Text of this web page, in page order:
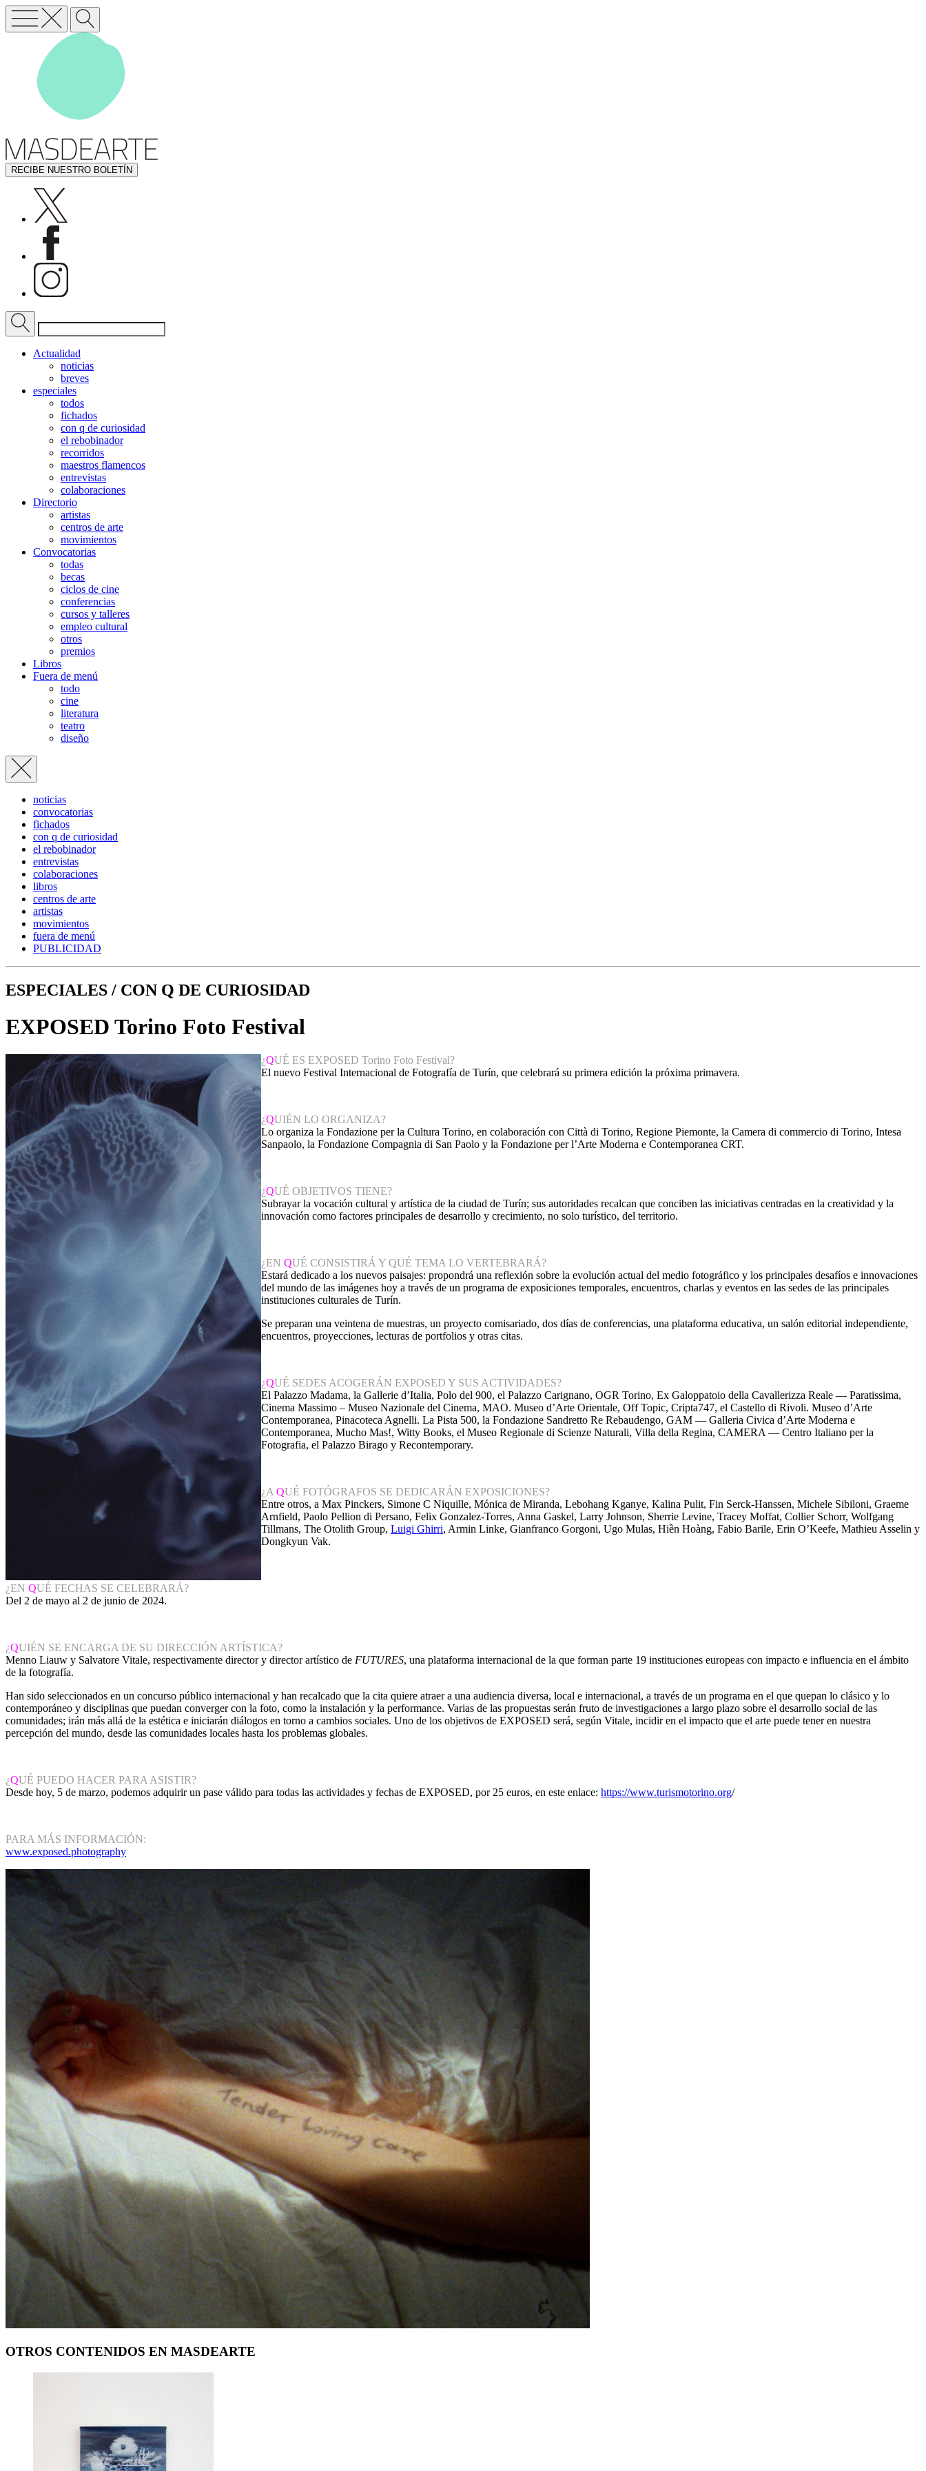
RECIBE NUESTRO BOLETÍN
Actualidad
noticias
breves
especiales
todos
fichados
con q de curiosidad
el rebobinador
recorridos
maestros flamencos
entrevistas
colaboraciones
Directorio
artistas
centros de arte
movimientos
Convocatorias
todas
becas
ciclos de cine
conferencias
cursos y talleres
empleo cultural
otros
premios
Libros
Fuera de menú
todo
cine
literatura
teatro
diseño
noticias
convocatorias
fichados
con q de curiosidad
el rebobinador
entrevistas
colaboraciones
libros
centros de arte
artistas
movimientos
fuera de menú
PUBLICIDAD
ESPECIALES / CON Q DE CURIOSIDAD
EXPOSED Torino Foto Festival
¿QUÉ ES EXPOSED Torino Foto Festival?
El nuevo Festival Internacional de Fotografía de Turín, que celebrará su primera edición la próxima primavera.
¿QUIÉN LO ORGANIZA?
Lo organiza la Fondazione per la Cultura Torino, en colaboración con Città di Torino, Regione Piemonte, la Camera di commercio di Torino, Intesa
Sanpaolo, la Fondazione Compagnia di San Paolo y la Fondazione per l’Arte Moderna e Contemporanea CRT.
¿QUÉ OBJETIVOS TIENE?
Subrayar la vocación cultural y artística de la ciudad de Turín; sus autoridades recalcan que conciben las iniciativas centradas en la creatividad y la
innovación como factores principales de desarrollo y crecimiento, no solo turístico, del territorio.
¿EN QUÉ CONSISTIRÁ Y QUÉ TEMA LO VERTEBRARÁ?
Estará dedicado a los nuevos paisajes: propondrá una reflexión sobre la evolución actual del medio fotográfico y los principales desafíos e innovaciones
del mundo de las imágenes hoy a través de un programa de exposiciones temporales, encuentros, charlas y eventos en las sedes de las principales
instituciones culturales de Turín.
Se preparan una veintena de muestras, un proyecto comisariado, dos días de conferencias, una plataforma educativa, un salón editorial independiente,
encuentros, proyecciones, lecturas de portfolios y otras citas.
¿QUÉ SEDES ACOGERÁN EXPOSED Y SUS ACTIVIDADES?
El Palazzo Madama, la Gallerie d’Italia, Polo del 900, el Palazzo Carignano, OGR Torino, Ex Galoppatoio della Cavallerizza Reale — Paratissima,
Cinema Massimo – Museo Nazionale del Cinema, MAO. Museo d’Arte Orientale, Off Topic, Cripta747, el Castello di Rivoli. Museo d’Arte
Contemporanea, Pinacoteca Agnelli. La Pista 500, la Fondazione Sandretto Re Rebaudengo, GAM — Galleria Civica d’Arte Moderna e
Contemporanea, Mucho Mas!, Witty Books, el Museo Regionale di Scienze Naturali, Villa della Regina, CAMERA — Centro Italiano per la
Fotografia, el Palazzo Birago y Recontemporary.
¿A QUÉ FOTÓGRAFOS SE DEDICARÁN EXPOSICIONES?
Entre otros, a Max Pinckers, Simone C Niquille, Mónica de Miranda, Lebohang Kganye, Kalina Pulit, Fin Serck-Hanssen, Michele Sibiloni, Graeme
Arnfield, Paolo Pellion di Persano, Felix Gonzalez-Torres, Anna Gaskel, Larry Johnson, Sherrie Levine, Tracey Moffat, Collier Schorr, Wolfgang
Tillmans, The Otolith Group, Luigi Ghirri, Armin Linke, Gianfranco Gorgoni, Ugo Mulas, Hiền Hoàng, Fabio Barile, Erin O’Keefe, Mathieu Asselin y
Dongkyun Vak.
¿EN QUÉ FECHAS SE CELEBRARÁ?
Del 2 de mayo al 2 de junio de 2024.
¿QUIÉN SE ENCARGA DE SU DIRECCIÓN ARTÍSTICA?
Menno Liauw y Salvatore Vitale, respectivamente director y director artístico de FUTURES, una plataforma internacional de la que forman parte 19 instituciones europeas con impacto e influencia en el ámbito
de la fotografía.
Han sido seleccionados en un concurso público internacional y han recalcado que la cita quiere atraer a una audiencia diversa, local e internacional, a través de un programa en el que quepan lo clásico y lo
contemporáneo y disciplinas que puedan converger con la foto, como la instalación y la performance. Varias de las propuestas serán fruto de investigaciones a largo plazo sobre el desarrollo social de las
comunidades; irán más allá de la estética e iniciarán diálogos en torno a cambios sociales. Uno de los objetivos de EXPOSED será, según Vitale, incidir en el impacto que el arte puede tener en nuestra
percepción del mundo, desde las comunidades locales hasta los problemas globales.
¿QUÉ PUEDO HACER PARA ASISTIR?
Desde hoy, 5 de marzo, podemos adquirir un pase válido para todas las actividades y fechas de EXPOSED, por 25 euros, en este enlace: https://www.turismotorino.org/
PARA MÁS INFORMACIÓN:
www.exposed.photography
OTROS CONTENIDOS EN MASDEARTE